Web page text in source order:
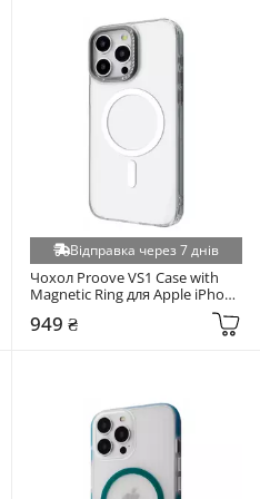
(+6)
(+6)
Note 9 Pro Max (+6)
Відправка через 7 днів
Чохол Proove VS1 Case with
Magnetic Ring для Apple iPhone
15 Pro Max White (6942801573)
949 ₴